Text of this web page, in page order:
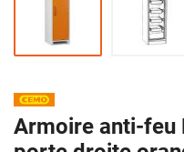
Armoire anti-feu